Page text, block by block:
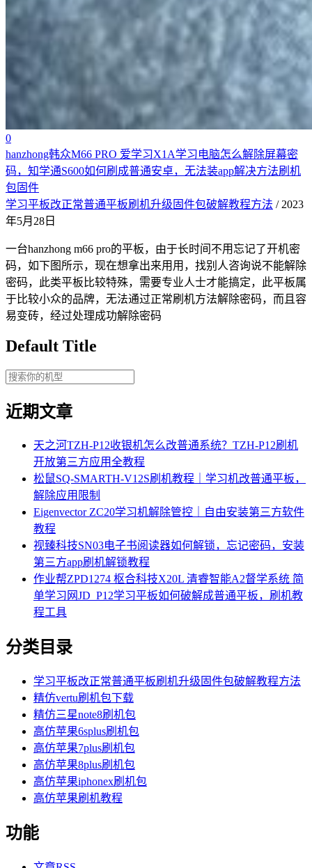
0
hanzhong韩众M66 PRO 爱学习X1A学习电脑怎么解除屏幕密
码，知学通S600如何刷成普通安卓，无法装app解决方法刷机
包固件
学习平板改正常普通平板刷机升级固件包破解教程方法 / 2023
年5月28日
一台hanzhong m66 pro的平板，由于长时间不用忘记了开机密
码，如下图所示，现在想拿出来用用，找别人咨询说不能解除
密码，此类平板比较特殊，需要专业人士才能搞定，此平板属
于比较小众的品牌，无法通过正常刷机方法解除密码，而且容
易变砖，经过处理成功解除密码
Default Title
近期文章
天之河TZH-P12收银机怎么改普通系统？TZH-P12刷机
开放第三方应用全教程
松鼠SQ-SMARTH-V12S刷机教程｜学习机改普通平板，
解除应用限制
Eigenvector ZC20学习机解除管控｜自由安装第三方软件
教程
视臻科技SN03电子书阅读器如何解锁，忘记密码，安装
第三方app刷机解锁教程
作业帮ZPD1274 枢合科技X20L 清睿智能A2督学系统 简
单学习网JD_P12学习平板如何破解成普通平板，刷机教
程工具
分类目录
学习平板改正常普通平板刷机升级固件包破解教程方法
精仿vertu刷机包下载
精仿三星note8刷机包
高仿苹果6splus刷机包
高仿苹果7plus刷机包
高仿苹果8plus刷机包
高仿苹果iphonex刷机包
高仿苹果刷机教程
功能